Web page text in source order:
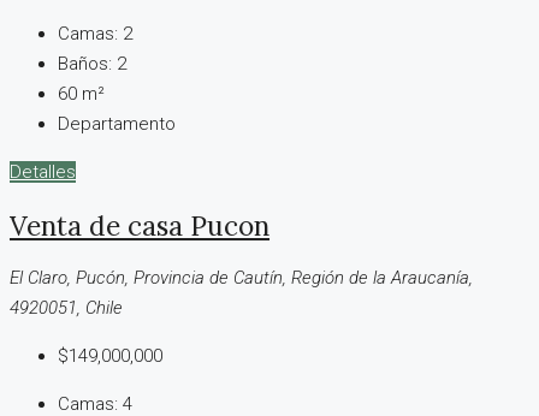
Camas: 2
Baños: 2
60 m²
Departamento
Detalles
Venta de casa Pucon
El Claro, Pucón, Provincia de Cautín, Región de la Araucanía,
4920051, Chile
$149,000,000
Camas: 4